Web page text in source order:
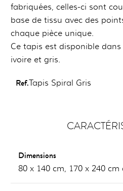
fabriquées, celles-ci sont
base de tissu avec des
chaque pièce unique.
Ce tapis est disponible
ivoire et gris.
Ref.Tapis Spiral Gris
Dimensions
80 x 140 cm, 170 x 240